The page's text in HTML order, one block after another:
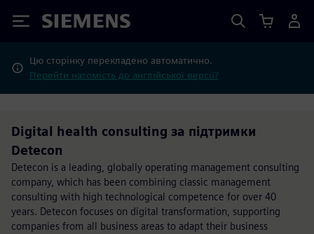
Siemens
Цю сторінку перекладено автоматично.
Перейти натомість до англійської версії?
Digital health consulting за підтримки
Detecon
Detecon is a leading, globally operating management consulting
company, which has been combining classic management
consulting with high technological competence for over 40
years. Detecon focuses on digital transformation, supporting
companies from all business areas to adapt their business